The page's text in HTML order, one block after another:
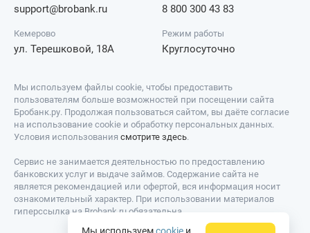
support@brobank.ru 8 800 300 43 83
Кемерово
ул. Терешковой, 18А
Режим работы
Круглосуточно
Мы используем файлы cookie, чтобы предоставить
пользователям больше возможностей при посещении сайта
Бробанк.ру. Продолжая пользоваться сайтом, вы даёте согласие
на использование cookie и обработку персональных данных.
Условия использования смотрите здесь.
Сервис не занимается деятельностью по предоставлению
банковских услуг и выдаче займов. Содержание сайта не
является рекомендацией или офертой, вся информация носит
ознакомительный характер. При использовании материалов
гиперссылка на Brobank.ru обязательна.